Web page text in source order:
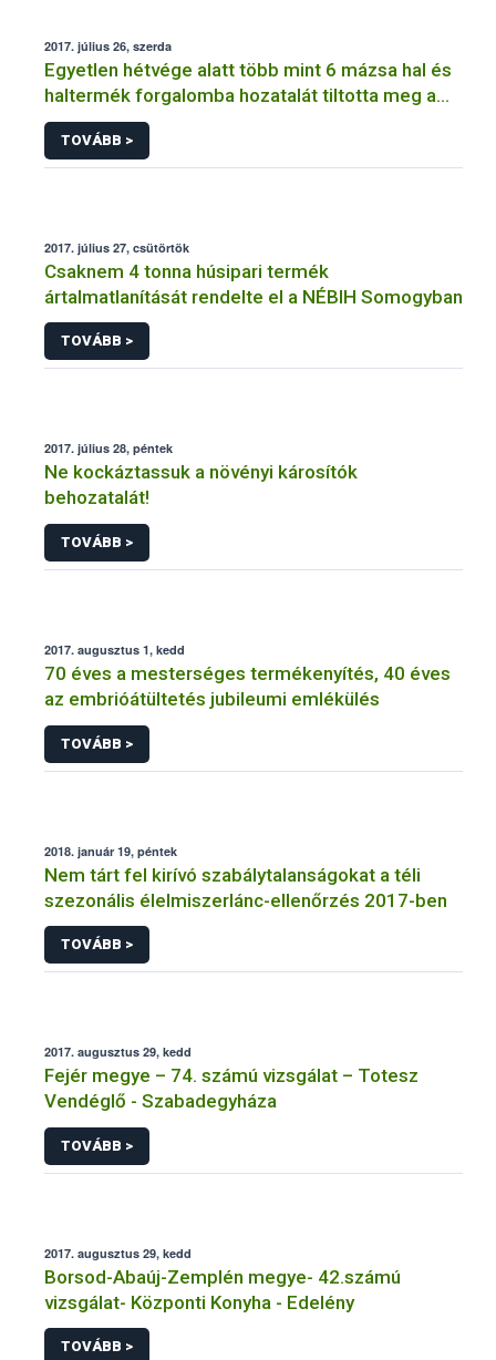
2017. július 26, szerda
Egyetlen hétvége alatt több mint 6 mázsa hal és
haltermék forgalomba hozatalát tiltotta meg a
NÉBIH
TOVÁBB >
2017. július 27, csütörtök
Csaknem 4 tonna húsipari termék
ártalmatlanítását rendelte el a NÉBIH Somogyban
TOVÁBB >
2017. július 28, péntek
Ne kockáztassuk a növényi károsítók
behozatalát!
TOVÁBB >
2017. augusztus 1, kedd
70 éves a mesterséges termékenyítés, 40 éves
az embrióátültetés jubileumi emlékülés
TOVÁBB >
2018. január 19, péntek
Nem tárt fel kirívó szabálytalanságokat a téli
szezonális élelmiszerlánc-ellenőrzés 2017-ben
TOVÁBB >
2017. augusztus 29, kedd
Fejér megye – 74. számú vizsgálat – Totesz
Vendéglő - Szabadegyháza
TOVÁBB >
2017. augusztus 29, kedd
Borsod-Abaúj-Zemplén megye- 42.számú
vizsgálat- Központi Konyha - Edelény
TOVÁBB >